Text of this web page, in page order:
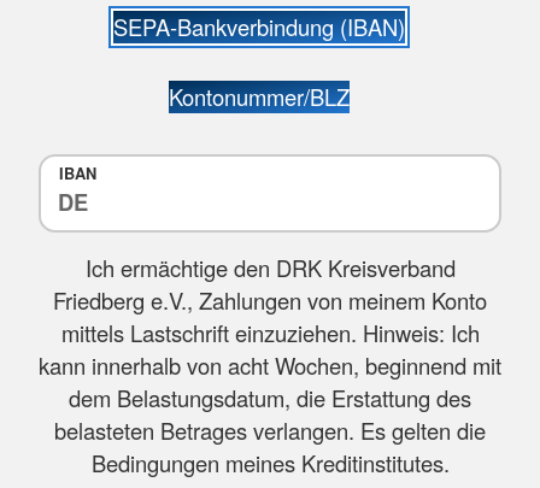
SEPA-Bankverbindung (IBAN)
Kontonummer/BLZ
IBAN
Ich ermächtige den DRK Kreisverband
Friedberg e.V., Zahlungen von meinem Konto
mittels Lastschrift einzuziehen. Hinweis: Ich
kann innerhalb von acht Wochen, beginnend mit
dem Belastungsdatum, die Erstattung des
belasteten Betrages verlangen. Es gelten die
Bedingungen meines Kreditinstitutes.